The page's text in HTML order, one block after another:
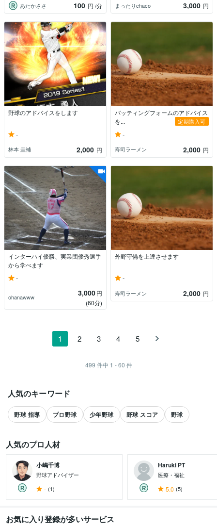
あたかささ 100 円 /分 まったりchaco 3,000 円
野球のアドバイスをします
-
林本 圭補 2,000 円
バッティングフォームのアドバイス
を...
定期購入可
-
寿司ラーメン 2,000 円
インターハイ優勝、実業団優秀選手
から学べます
-
ohanawww 3,000円
(60分)
外野守備を上達させます
-
寿司ラーメン 2,000 円
1 2 3 4 5
499 件中 1 - 60 件
人気のキーワード
野球 指導 プロ野球 少年野球 野球 スコア 野球
すべて見る
人気のプロ人材
小嶋千博
野球アドバイザー
- (1)
Haruki PT
医療・福祉
5.0 (5)
お気に入り登録が多いサービス